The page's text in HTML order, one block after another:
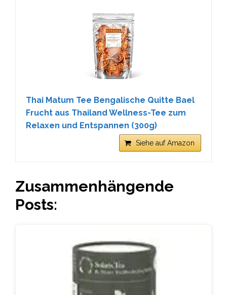
Thai Matum Tee Bengalische Quitte Bael
Frucht aus Thailand Wellness-Tee zum
Relaxen und Entspannen (300g)
Siehe auf Amazon
Zusammenhängende
Posts: